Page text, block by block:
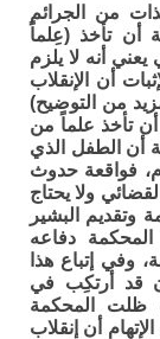
من الجرائم
أن تأخذ (عِلماً
أنه لا يلزم
أن الإنقلاب
من التوضيح)
تأخذ علماً من
أن الطفل الذي
فواقعة حدوث
ولا يحتاج
وتقديم البشير
المحكمة دفاعه
وفي إتباع هذا
قد أرتكِب في
ظلت المحكمة
أن إنقلاب